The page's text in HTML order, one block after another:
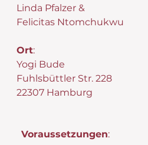
Linda Pfalzer &
Felicitas Ntomchukwu
Ort:
Yogi Bude
Fuhlsbüttler Str. 228
22307 Hamburg
Voraussetzungen: